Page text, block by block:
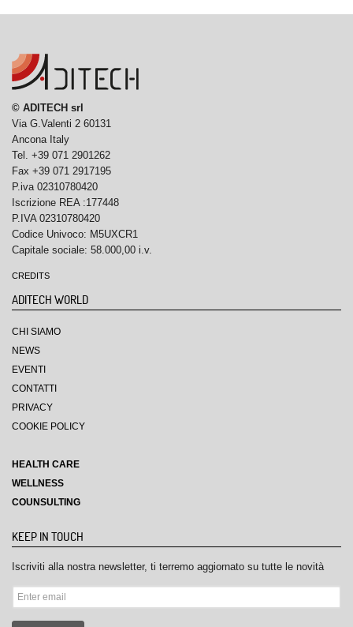
© ADITECH srl
Via G.Valenti 2 60131
Ancona Italy
Tel. +39 071 2901262
Fax +39 071 2917195
P.iva 02310780420
Iscrizione REA :177448
P.IVA 02310780420
Codice Univoco: M5UXCR1
Capitale sociale: 58.000,00 i.v.
CREDITS
ADITECH WORLD
CHI SIAMO
NEWS
EVENTI
CONTATTI
PRIVACY
COOKIE POLICY
HEALTH CARE
WELLNESS
COUNSULTING
KEEP IN TOUCH
Iscriviti alla nostra newsletter, ti terremo aggiornato su tutte le novità